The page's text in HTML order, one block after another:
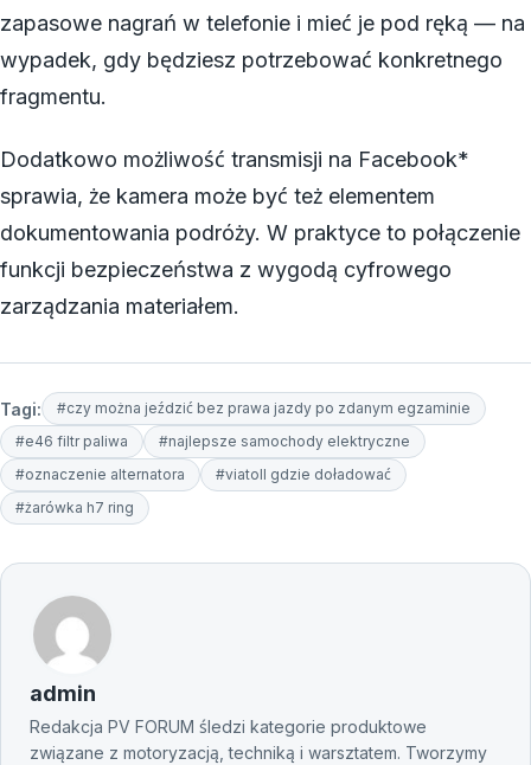
zapasowe nagrań w telefonie i mieć je pod ręką — na
wypadek, gdy będziesz potrzebować konkretnego
fragmentu.
Dodatkowo możliwość transmisji na Facebook*
sprawia, że kamera może być też elementem
dokumentowania podróży. W praktyce to połączenie
funkcji bezpieczeństwa z wygodą cyfrowego
zarządzania materiałem.
Tagi:
#czy można jeździć bez prawa jazdy po zdanym egzaminie
#e46 filtr paliwa
#najlepsze samochody elektryczne
#oznaczenie alternatora
#viatoll gdzie doładować
#żarówka h7 ring
admin
Redakcja PV FORUM śledzi kategorie produktowe
związane z motoryzacją, techniką i warsztatem. Tworzymy